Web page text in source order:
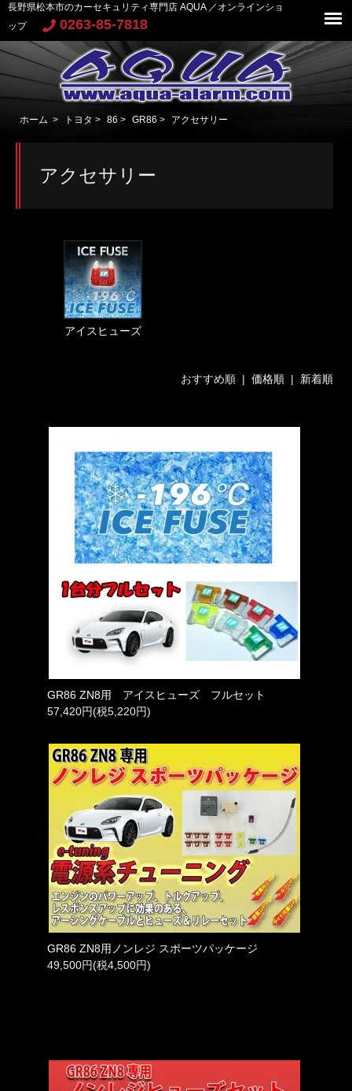
長野県松本市のカーセキュリティ専門店 AQUA ／オンラインショ
ップ
0263-85-7818
ホーム > トヨタ > 86 > GR86 > アクセサリー
アクセサリー
アイスヒューズ
おすすめ順 | 価格順| 新着順
GR86 ZN8用 アイスヒューズ フルセット
57,420円(税5,220円)
GR86 ZN8用ノンレジ スポーツパッケージ
49,500円(税4,500円)